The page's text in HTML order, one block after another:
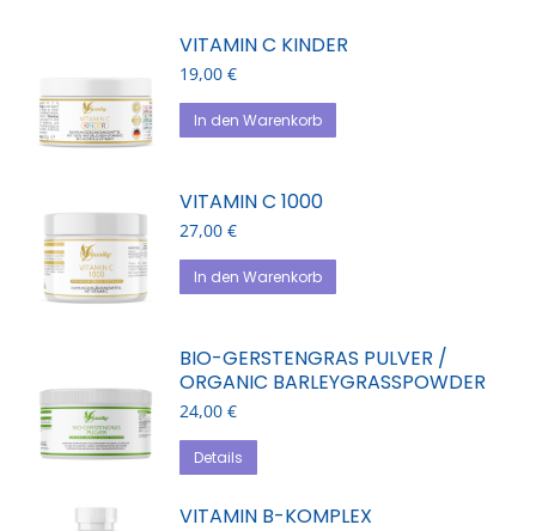
VITAMIN C KINDER
19,00 €
In den Warenkorb
VITAMIN C 1000
27,00 €
In den Warenkorb
BIO-GERSTENGRAS PULVER /
ORGANIC BARLEYGRASSPOWDER
24,00 €
Details
VITAMIN B-KOMPLEX